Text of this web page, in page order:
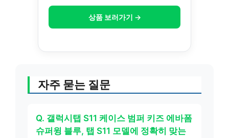
상품 보러가기 →
자주 묻는 질문
Q. 갤럭시탭 S11 케이스 범퍼 키즈 에바폼
슈퍼윙 블루, 탭 S11 모델에 정확히 맞는